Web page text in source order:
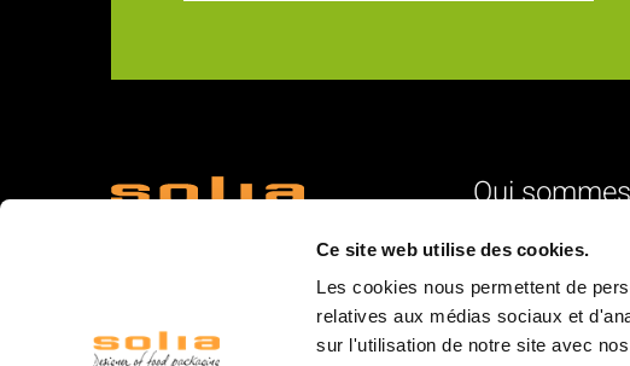
Ce site web utilise des cookies.
Les cookies nous permettent de
relatives aux médias sociaux et
sur l'utilisation de notre site avec
Qui
L'identité
Nos valeurs
La structure
L'équipe